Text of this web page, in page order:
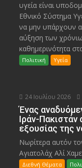
υγεία είναι
Εθνικό Σύστημα
να μην υπάρχουν
αύξηση των
καθημερινότητα
Πολιτική Υγεία
24 Ιουλίου 2026
Ένας
Ιράν-
εξουσίας της
Νωρίτερα αυτόν
Αγιατολάχ Αλί
Διεθνή Θέματα